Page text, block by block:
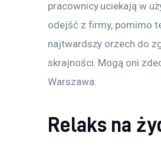
pracownicy uciekają w
odejść z firmy, pomimo
najtwardszy orzech do
skrajności. Mogą oni
Warszawa.
Relaks na